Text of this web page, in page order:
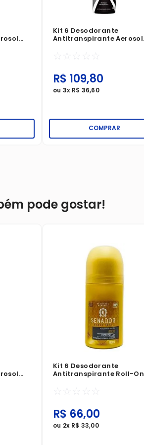
Kit 6 Desodorante
Antitranspirante Aerosol
☆ ☆ ☆ ☆ ☆
R$ 109,80
ou 3x R$ 36,60
COMPRAR
pode gostar!
Kit 6 Desodorante
Antitranspirante Roll-On
☆ ☆ ☆ ☆ ☆
R$ 66,00
ou 2x R$ 33,00